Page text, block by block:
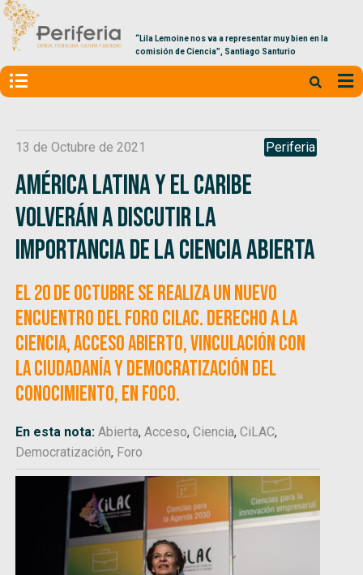
“Lila Lemoine nos va a representar muy bien en la
comisión de Ciencia”, Santiago Santurio
13 de Octubre de 2021 Periferia
América Latina y el Caribe
volverán a discutir la
importancia de la Ciencia Abierta
El 20 de octubre se realiza un nuevo
encuentro del Foro CILAC. Derecho a la
ciencia, acceso abierto, vinculación con
la ciudadanía y democratización del
conocimiento, en foco.
En esta nota:Abierta,Acceso,Ciencia,CiLAC,
Democratización, Foro